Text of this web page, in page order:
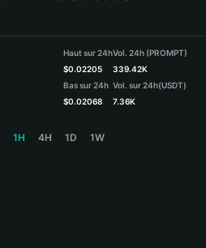
Haut sur 24h
$0.02205
Bas sur 24h
$0.02068
Vol. 24h (PROMPT)
339.42K
Vol. sur 24h(USDT)
7.36K
1H 4H 1D 1W